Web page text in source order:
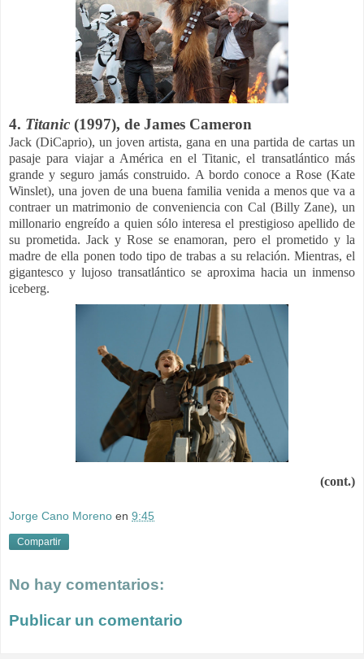
4. Titanic (1997), de James Cameron
Jack (DiCaprio), un joven artista, gana en una partida de cartas un
pasaje para viajar a América en el Titanic, el transatlántico más
grande y seguro jamás construido. A bordo conoce a Rose (Kate
Winslet), una joven de una buena familia venida a menos que va a
contraer un matrimonio de conveniencia con Cal (Billy Zane), un
millonario engreído a quien sólo interesa el prestigioso apellido de
su prometida. Jack y Rose se enamoran, pero el prometido y la
madre de ella ponen todo tipo de trabas a su relación. Mientras, el
gigantesco y lujoso transatlántico se aproxima hacia un inmenso
iceberg.
(cont.)
Jorge Cano Moreno en 9:45
Compartir
No hay comentarios:
Publicar un comentario